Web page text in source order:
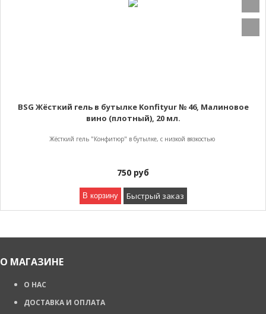
BSG Жёсткий гель в бутылке Konfityur № 46, Малиновое
вино (плотный), 20 мл.
Жёсткий гель "Конфитюр" в бутылке, с низкой вязкостью
750 руб
В корзину Быстрый заказ
О МАГАЗИНЕ
О НАС
ДОСТАВКА И ОПЛАТА